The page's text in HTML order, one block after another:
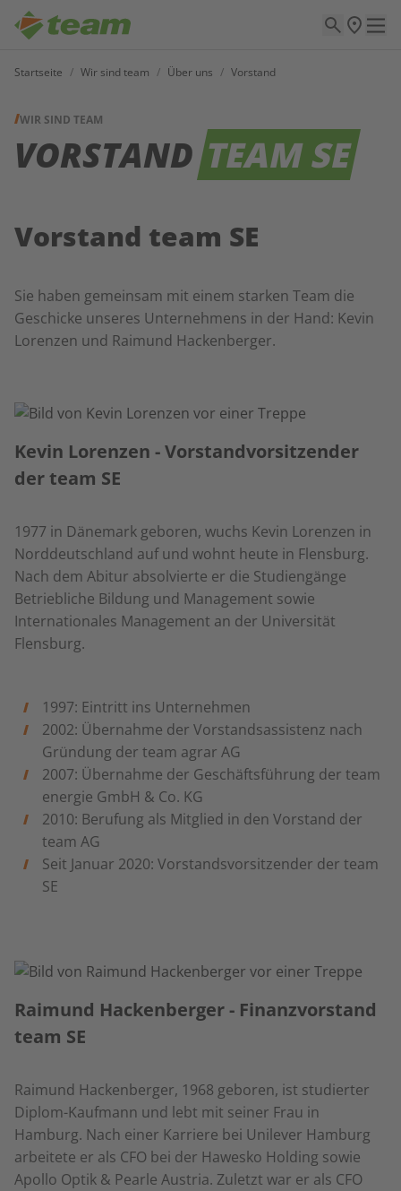
Startseite / Wir sind team / Über uns / Vorstand
WIR SIND TEAM
VORSTANDTEAM SE
Vorstand team SE
Sie haben gemeinsam mit einem starken Team die
Geschicke unseres Unternehmens in der Hand: Kevin
Lorenzen und Raimund Hackenberger.
Kevin Lorenzen - Vorstandvorsitzender
der team SE
1977 in Dänemark geboren, wuchs Kevin Lorenzen in
Norddeutschland auf und wohnt heute in Flensburg.
Nach dem Abitur absolvierte er die Studiengänge
Betriebliche Bildung und Management sowie
Internationales Management an der Universität
Flensburg.
1997: Eintritt ins Unternehmen
2002: Übernahme der Vorstandsassistenz nach
Gründung der team agrar AG
2007: Übernahme der Geschäftsführung der team
energie GmbH & Co. KG
2010: Berufung als Mitglied in den Vorstand der
team AG
Seit Januar 2020: Vorstandsvorsitzender der team
SE
Raimund Hackenberger - Finanzvorstand
team SE
Raimund Hackenberger, 1968 geboren, ist studierter
Diplom-Kaufmann und lebt mit seiner Frau in
Hamburg. Nach einer Karriere bei Unilever Hamburg
arbeitete er als CFO bei der Hawesko Holding sowie
Apollo Optik & Pearle Austria. Zuletzt war er als CFO